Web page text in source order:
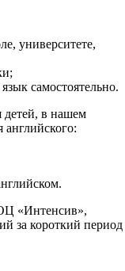
университете,
самостоятельно.
детей, в нашем
английского:
«Интенсив»,
за короткий период